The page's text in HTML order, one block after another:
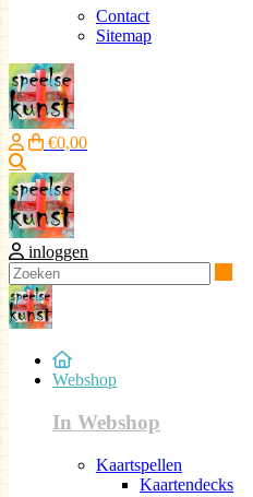
Contact
Sitemap
€0,00
inloggen
Webshop
In Webshop
Kaartspellen
Kaartendecks